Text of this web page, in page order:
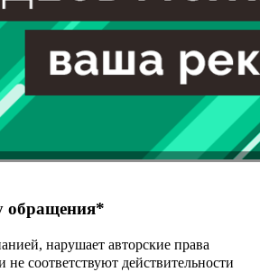
обращения*
нарушает авторские права
соответствуют действительности